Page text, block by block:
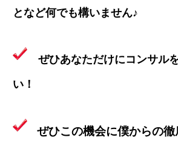
となど何でも構いません♪
ぜひあなただけにコンサル
い！
ぜひこの機会に僕からの